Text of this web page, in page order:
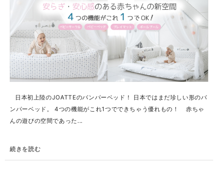
日本初上陸のJOATTEのバンパーベッド！ 日本ではまだ珍しい形のバ
ンパーベッド。 4つの機能がこれ1つでできちゃう優れもの！ 赤ちゃ
んの遊びの空間であった...
続きを読む